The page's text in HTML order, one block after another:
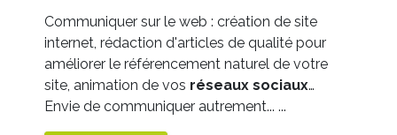
Communiquer sur le web : création de site
internet, rédaction d'articles de qualité pour
améliorer le référencement naturel de votre
site, animation de vos réseaux sociaux…
Envie de communiquer autrement... ...